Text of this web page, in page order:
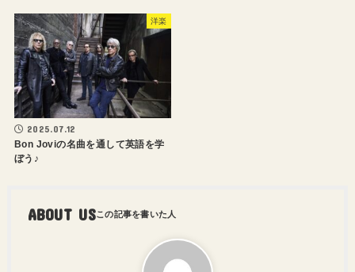
洋楽
2025.07.12
Bon Joviの名曲を通して英語を学
ぼう♪
ABOUT US